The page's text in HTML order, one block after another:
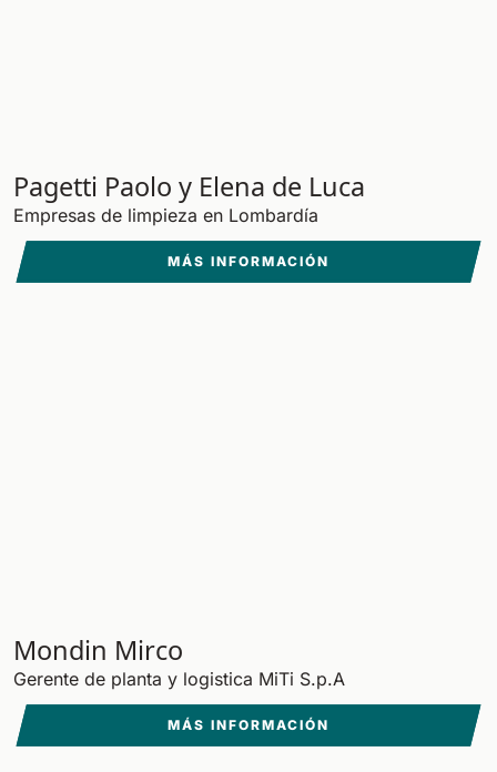
Pagetti Paolo y Elena de Luca
Empresas de limpieza en Lombardía
MÁS INFORMACIÓN
Mondin Mirco
Gerente de planta y logistica MiTi S.p.A
MÁS INFORMACIÓN